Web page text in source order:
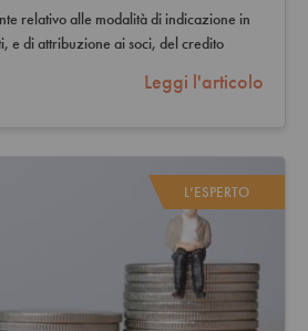
relativo alle modalità di indicazione in
e di attribuzione ai soci, del credito
Leggi l'articolo
L’ESPERTO